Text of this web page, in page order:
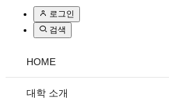
로그인
검색
HOME
대학 소개